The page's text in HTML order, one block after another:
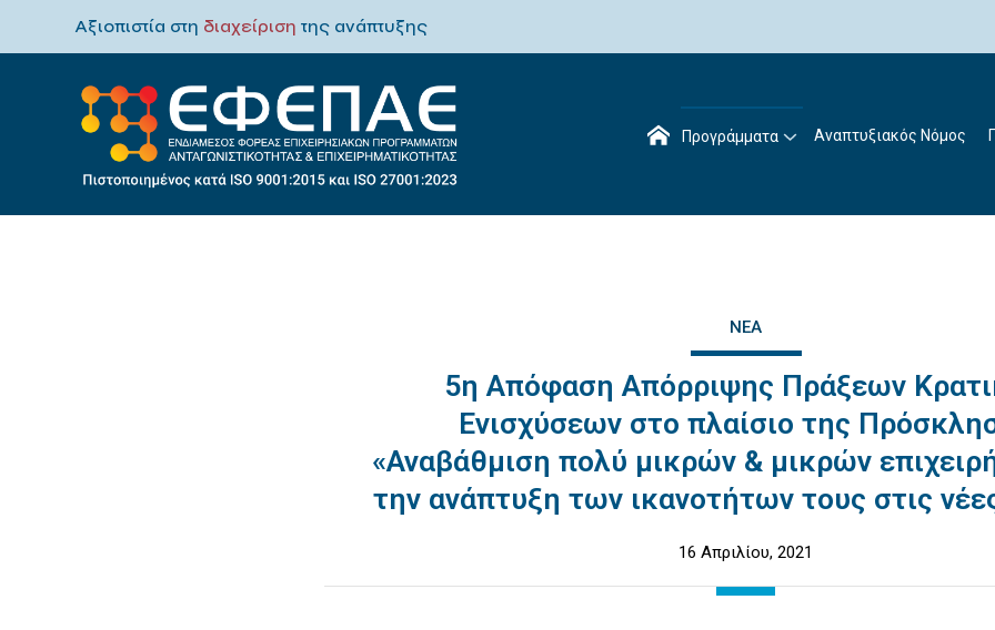
Αξιοπιστία στη διαχείριση της ανάπτυξης
Προγράμματα Αναπτυξιακός Νόμος
ΝΈΑ
5η Απόφαση Απόρριψης Πράξεων
Ενισχύσεων στο πλαίσιο της
«Αναβάθμιση πολύ μικρών & μικρών
την ανάπτυξη των ικανοτήτων τους στις
16 Απριλίου, 2021